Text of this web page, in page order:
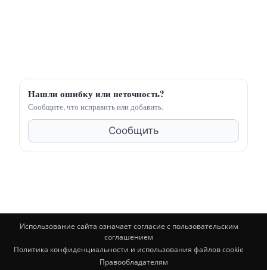
Нашли ошибку или неточность?
Сообщите, что исправить или добавить.
Сообщить
Использование сайта означает согласие с пользовательским
соглашением
Политика конфиденциальности и использования файлов cookie
Правообладателям